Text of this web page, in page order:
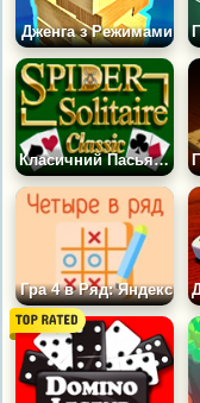
Дженга з Режимами
Класичний Пасьянс Павук
Гра 4 в Ряд: Яндекс